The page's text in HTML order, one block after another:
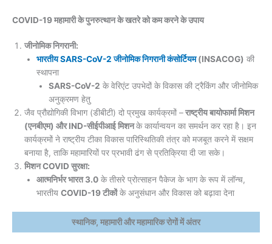
COVID-19 महामारी के पुनरुत्थान के खतरे को कम करने के उपाय
जीनोमिक निगरानी:
भारतीय SARS-CoV-2 जीनोमिक निगरानी कंसोर्टियम(INSACOG) की
स्थापना
SARS-CoV-2 के वेरिएंट उपभेदों के विकास की ट्रैकिंग और जीनोमिक
अनुक्रमण हेतु
जैव प्रौद्योगिकी विभाग (डीबीटी) दो प्रमुख कार्यक्रमों –राष्ट्रीय बायोफार्मा मिशन
(एनबीएम) और IND-सीईपीआई मिशनके कार्यान्वयन का समर्थन कर रहा है। इन
कार्यक्रमों ने राष्ट्रीय टीका विकास पारिस्थितिकी तंत्र को मजबूत करने में सक्षम
बनाया है, ताकि महामारियों पर प्रभावी ढंग से प्रतिक्रिया दी जा सके।
मिशन COVID सुरक्षा:
आत्मनिर्भर भारत 3.0 के तीसरे प्रोत्साहन पैकेज के भाग के रूप में लॉन्च,
भारतीय COVID-19 टीकोंके अनुसंधान और विकास को बढ़ावा देना
स्थानिक, महामारी और महामारिक रोगों में अंतर